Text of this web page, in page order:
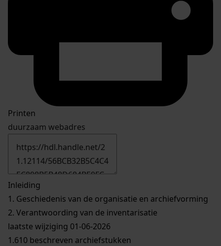
Printen
duurzaam webadres
Inleiding
1. Geschiedenis van de organisatie en archiefvorming
2. Verantwoording van de inventarisatie
laatste wijziging 01-06-2026
1.610 beschreven archiefstukken